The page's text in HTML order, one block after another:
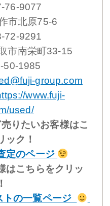
76-9077
作市北原75-6
72-9291
市南栄町33-15
50-1985
group.com
www.fuji-
used/
りたいお客様はこ
ック！
定のページ
はこちらをクリッ
トの一覧ページ